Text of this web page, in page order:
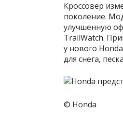
Кроссовер
поколение.
улучшенную
TrailWatch.
у нового
для снега,
© Honda